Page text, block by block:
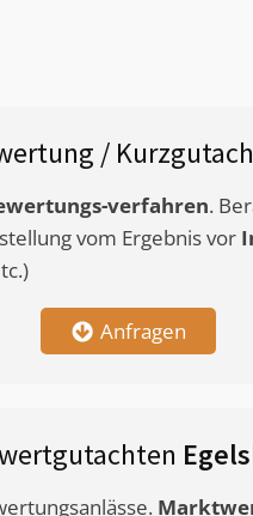
/
verfahren.
vom Ergebnis vor
Anfragen